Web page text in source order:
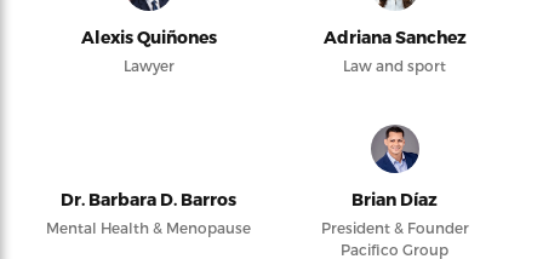
Alexis Quiñones
Lawyer
Adriana Sanchez
Law and sport
Dr. Barbara D. Barros
Mental Health & Menopause
Brian Díaz
President & Founder
Pacifico Group